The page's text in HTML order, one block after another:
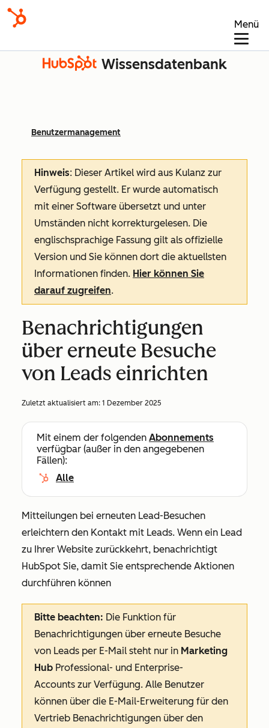
Menü
Wissensdatenbank
Benutzermanagement
Hinweis: Dieser Artikel wird aus Kulanz zur
Verfügung gestellt. Er wurde automatisch
mit einer Software übersetzt und unter
Umständen nicht korrekturgelesen. Die
englischsprachige Fassung gilt als offizielle
Version und Sie können dort die aktuellsten
Informationen finden. Hier können Sie
darauf zugreifen.
Benachrichtigungen
über erneute Besuche
von Leads einrichten
Zuletzt aktualisiert am: 1 Dezember 2025
Mit einem der folgenden Abonnements
verfügbar (außer in den angegebenen
Fällen):
Alle
Mitteilungen bei erneuten Lead-Besuchen
erleichtern den Kontakt mit Leads. Wenn ein Lead
zu Ihrer Website zurückkehrt, benachrichtigt
HubSpot Sie, damit Sie entsprechende Aktionen
durchführen können
Bitte beachten: Die Funktion für
Benachrichtigungen über erneute Besuche
von Leads per E-Mail steht nur in Marketing
Hub Professional- und Enterprise-
Accounts zur Verfügung. Alle Benutzer
können über die E-Mail-Erweiterung für den
Vertrieb Benachrichtigungen über den